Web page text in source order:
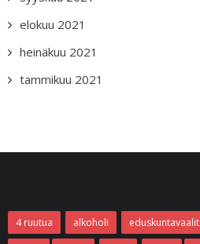
elokuu 2021
heinäkuu 2021
tammikuu 2021
4 ruutua alkoholi eduskuntavaalit